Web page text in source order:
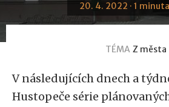
20. 4. 2022 · 1
TÉMA Z města
V následujících dnech a
Hustopeče série